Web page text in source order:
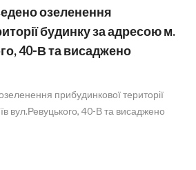
озеленення
будинку за адресою м.
40-В та висаджено
прибудинкової території
вул.Ревуцького, 40-В та висаджено